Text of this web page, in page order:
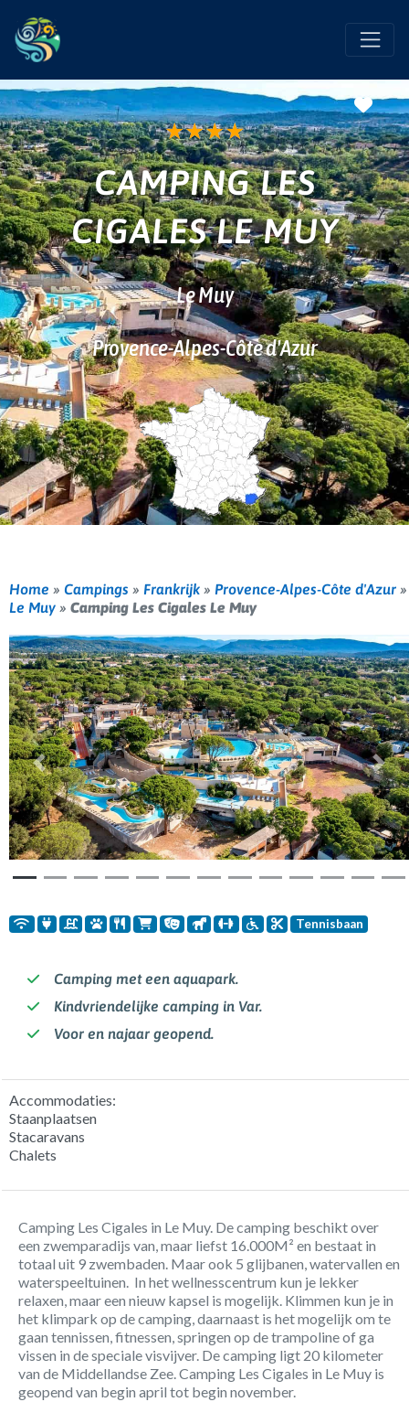
★★★★
CAMPING LES
CIGALES LE MUY
Le Muy
Provence-Alpes-Côte d'Azur
Home » Campings » Frankrijk » Provence-Alpes-Côte d'Azur »
Le Muy » Camping Les Cigales Le Muy
Vorige
Tennisbaan
Camping met een aquapark.
Kindvriendelijke camping in Var.
Voor en najaar geopend.
Accommodaties:
Staanplaatsen
Stacaravans
Chalets
Camping Les Cigales in Le Muy. De camping beschikt over
een zwemparadijs van, maar liefst 16.000M² en bestaat in
totaal uit 9 zwembaden. Maar ook 5 glijbanen, watervallen en
waterspeeltuinen. In het wellnesscentrum kun je lekker
relaxen, maar een nieuw kapsel is mogelijk. Klimmen kun je in
het klimpark op de camping, daarnaast is het mogelijk om te
gaan tennissen, fitnessen, springen op de trampoline of ga
vissen in de speciale visvijver. De camping ligt 20 kilometer
van de Middellandse Zee. Camping Les Cigales in Le Muy is
geopend van begin april tot begin november.